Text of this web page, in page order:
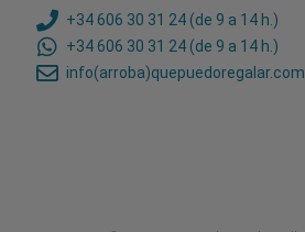
+34 606 30 31 24 (de 9 a 14 h.)
+34 606 30 31 24 (de 9 a 14 h.)
info(arroba)quepuedoregalar.com